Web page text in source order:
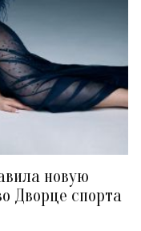
новую
Дворце спорта